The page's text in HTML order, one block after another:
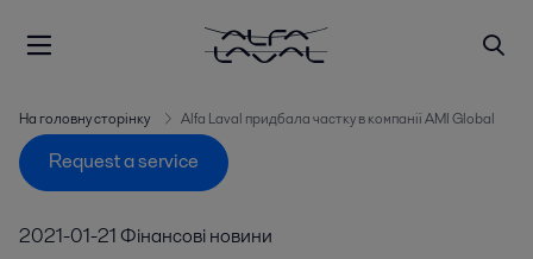
На головну сторінку Alfa Laval придбала частку в компанії AMI Global
Request a service
2021-01-21 Фінансові новини